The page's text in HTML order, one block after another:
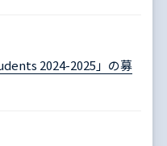
2024-2025」の募